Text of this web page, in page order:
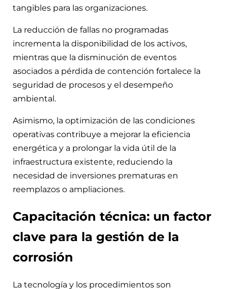
tangibles para las organizaciones.
La reducción de fallas no programadas
incrementa la disponibilidad de los activos,
mientras que la disminución de eventos
asociados a pérdida de contención fortalece la
seguridad de procesos y el desempeño
ambiental.
Asimismo, la optimización de las condiciones
operativas contribuye a mejorar la eficiencia
energética y a prolongar la vida útil de la
infraestructura existente, reduciendo la
necesidad de inversiones prematuras en
reemplazos o ampliaciones.
Capacitación técnica: un factor
clave para la gestión de la
corrosión
La tecnología y los procedimientos son